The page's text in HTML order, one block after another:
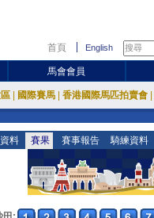
首頁 English
馬會會員
國際賽馬 香港國際馬匹拍賣會
料 賽果 賽事報告 騎練資料